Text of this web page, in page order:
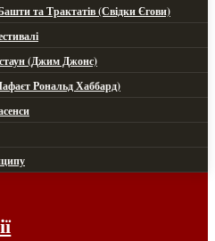
та Трактатів (Свідки Єгови)
(Джим Джонс)
Рональд Хаббард)